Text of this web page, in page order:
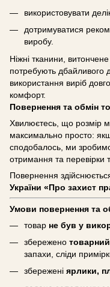
використовувати
дотримуватися
виробу.
Ніжні тканини,
потребують дбайливого
використання виріб
комфорт.
Повернення та обмін
Хвилюєтесь, що розмір
максимально просто:
сподобалось, ми
отримання та перевірки
Повернення
України «Про захист
Умови повернення та
товар не був у
збережено
запахи, сліди
збережені ярлики,